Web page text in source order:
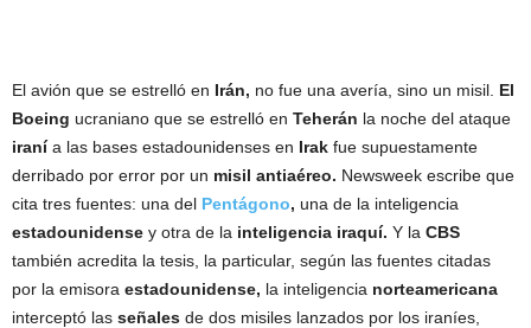
El avión que se estrelló en Irán, no fue una avería, sino un misil. El
Boeing ucraniano que se estrelló en Teherán la noche del ataque
iranía las bases estadounidenses en Irak fue supuestamente
derribado por error por un misil antiaéreo. Newsweek escribe que
cita tres fuentes: una del Pentágono, una de la inteligencia
estadounidense y otra de la inteligencia iraquí. Y la CBS
también acredita la tesis, la particular, según las fuentes citadas
por la emisora estadounidense, la inteligencia norteamericana
interceptó las señales de dos misiles lanzados por los iraníes,